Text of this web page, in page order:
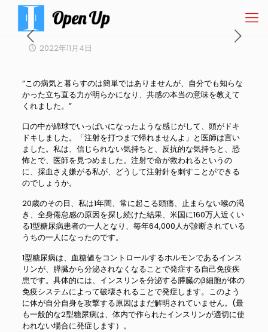
2022年11月4日
“この病気と暮らすのは簡単ではありませんが、自分でも知らな
かった立ち直る力が明らかになり、共感の本当の意味を教えて
くれました。”
口の中が綿球でいっぱいになったような感じがして、頭がドキ
ドキしました。「注射を打つまで帰れませんよ」と医師は言い
ました。私は、信じられない気持ちと、反抗的な気持ちと、恐
怖とで、医師を見つめました。注射で命が救われるというの
に、採血さえ嫌がる私が、どうして注射針を刺すことができる
のでしょうか。
20歳のその日、私は1年間、常に起こる頭痛、止まらない喉の渇
き、全身倦怠感の原因を探し続けた結果、米国に160万人近くい
る1型糖尿病患者の一人となり、毎年64,000人が診断されている
うちの一人になったのです。
1型糖尿病は、血糖値をコントロールするホルモンであるインス
リンが、膵臓から分泌されなくなることで発症する自己免疫疾
患です。具体的には、インスリンを分泌する膵臓のβ細胞が体の
免疫システムによって破壊されることで発症します。このよう
に体が自分自身を攻撃する原因はまだ解明されていません。(最
も一般的な2型糖尿病は、体内で作られたインスリンが適切に使
われない場合に発症します）。